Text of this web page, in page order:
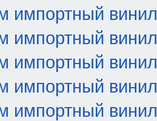
импортный винил
импортный винил
импортный винил
импортный винил
импортный винил